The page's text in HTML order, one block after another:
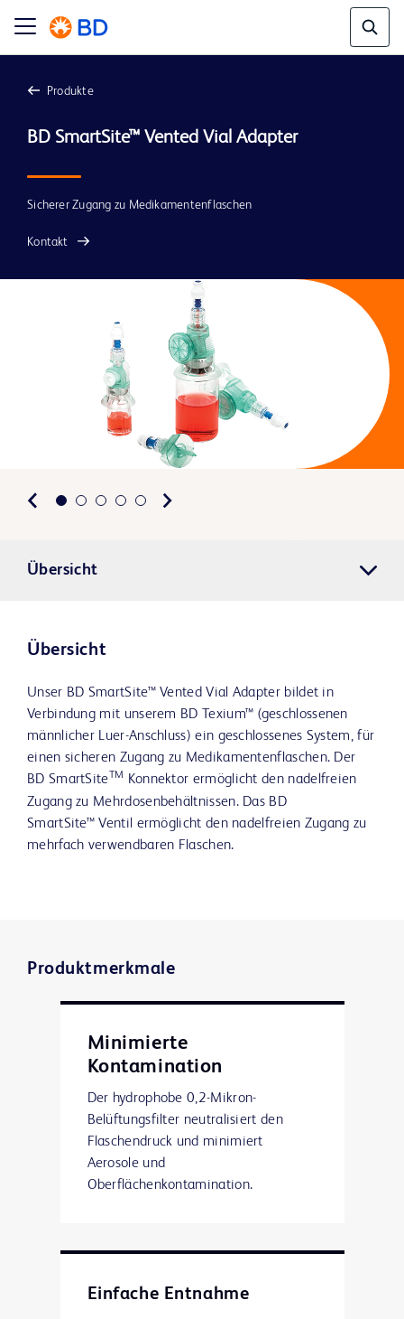
Produkte
BD SmartSite™ Vented Vial Adapter
Sicherer Zugang zu Medikamentenflaschen
Kontakt
Übersicht
Übersicht
Unser BD SmartSite™ Vented Vial Adapter bildet in
Verbindung mit unserem BD Texium™ (geschlossenen
männlicher Luer-Anschluss) ein geschlossenes System, für
einen sicheren Zugang zu Medikamentenflaschen. Der
BD SmartSiteTM
Konnektor ermöglicht den nadelfreien
Zugang zu Mehrdosenbehältnissen. Das BD
SmartSite™ Ventil ermöglicht den nadelfreien Zugang zu
mehrfach verwendbaren Flaschen.
Produktmerkmale
Minimierte
Kontamination
Der hydrophobe 0,2-Mikron-
Belüftungsfilter neutralisiert den
Flaschendruck und minimiert
Aerosole und
Oberflächenkontamination.
Einfache Entnahme